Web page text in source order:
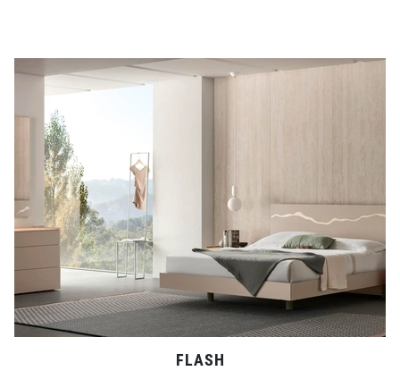
FLASH